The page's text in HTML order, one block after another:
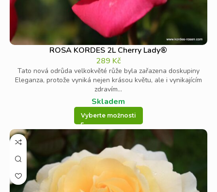
ROSA KORDES 2L Cherry Lady®
289 Kč
Tato nová odrůda velkokvěté růže byla zařazena doskupiny
Eleganza, protože vyniká nejen krásou květu, ale i vynikajícím
zdravím...
Skladem
Vyberte možnosti